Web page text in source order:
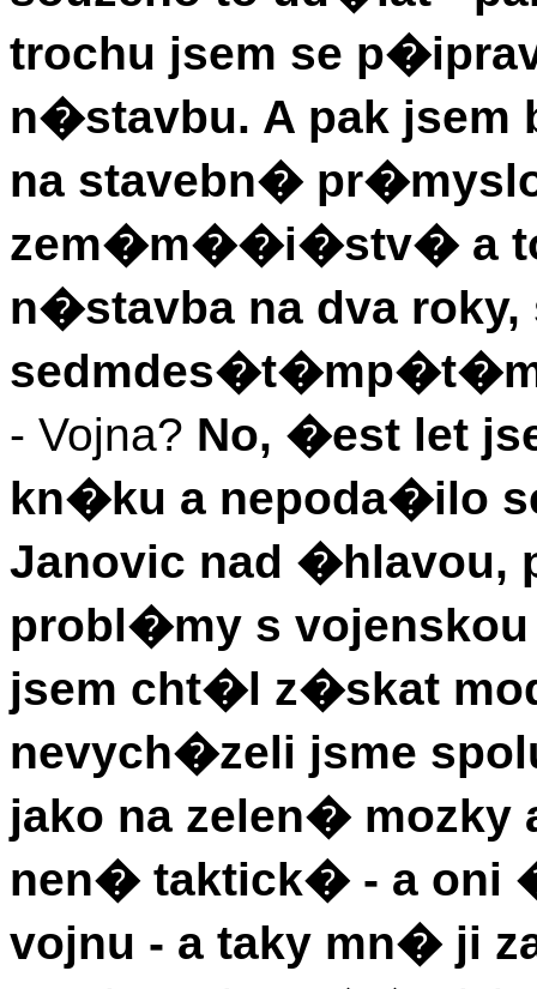
trochu jsem se
n�stavbu. A pak
na stavebn�
zem�m��i�stv� a
n�stavba na dva
- Vojna? No, �est let
kn�ku a nepoda�ilo
Janovic nad
probl�my s
jsem cht�l z�skat
nevych�zeli jsme
jako na zelen�
nen� taktick� - a
vojnu - a taky mn� ji